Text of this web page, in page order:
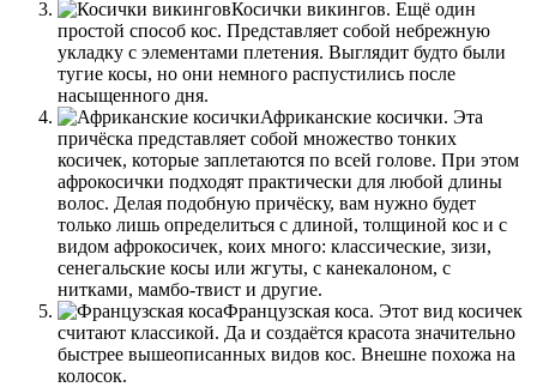
Косички викингов. Ещё один
простой способ кос. Представляет собой небрежную
укладку с элементами плетения. Выглядит будто были
тугие косы, но они немного распустились после
насыщенного дня.
Африканские косички. Эта
причёска представляет собой множество тонких
косичек, которые заплетаются по всей голове. При этом
афрокосички подходят практически для любой длины
волос. Делая подобную причёску, вам нужно будет
только лишь определиться с длиной, толщиной кос и с
видом афрокосичек, коих много: классические, зизи,
сенегальские косы или жгуты, с канекалоном, с
нитками, мамбо-твист и другие.
Французская коса. Этот вид косичек
считают классикой. Да и создаётся красота значительно
быстрее вышеописанных видов кос. Внешне похожа на
колосок.